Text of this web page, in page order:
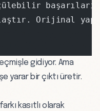
başarıları
Orijinal
gidiyor. Ama
yarar bir çıktı üretir.
kasıtlı olarak